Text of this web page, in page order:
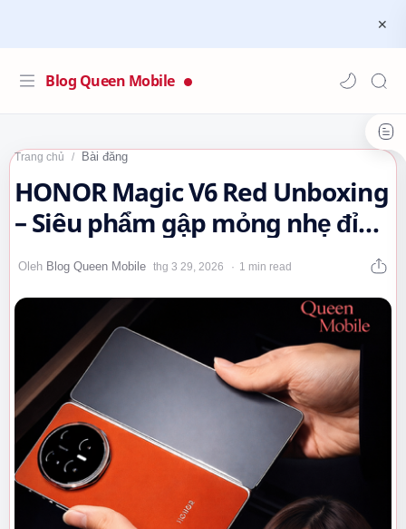
Blog Queen Mobile
Trang chủ Bài đăng
HONOR Magic V6 Red Unboxing
– Siêu phẩm gập mỏng nhẹ đỉnh
cao 🌿🤔
1 min read